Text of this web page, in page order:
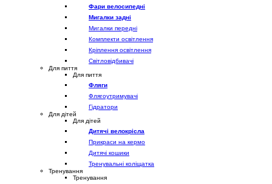
Фари велосипедні
Мигалки задні
Мигалки передні
Комплекти освітлення
Кріплення освітлення
Світловідбивачі
Для пиття
Для пиття
Фляги
Флягоутримувачі
Гідратори
Для дітей
Для дітей
Дитячі велокрісла
Прикраси на кермо
Дитячі кошики
Тренувальні коліщатка
Тренування
Тренування